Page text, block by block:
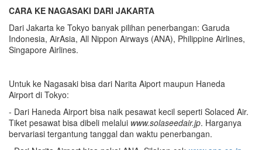
CARA KE NAGASAKI DARI JAKARTA
Dari Jakarta ke Tokyo banyak pilihan penerbangan: Garuda
Indonesia, AirAsia, All Nippon Airways (ANA), Philippine Airlines,
Singapore Airlines.
Untuk ke Nagasaki bisa dari Narita Aiport maupun Haneda
Airport di Tokyo:
- Dari Haneda Airport bisa naik pesawat kecil seperti Solaced Air.
Tiket pesawat bisa dibeli melalui www.solaseedair.jp. Harganya
bervariasi tergantung tanggal dan waktu penerbangan.